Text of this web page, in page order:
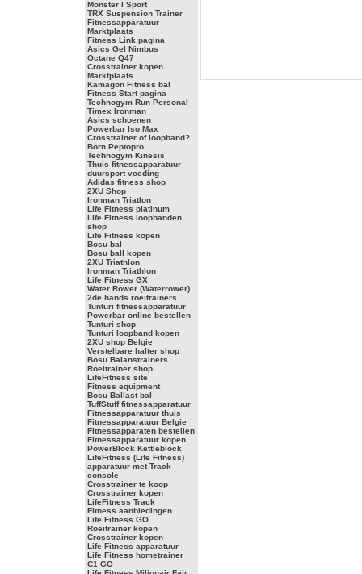
Monster I Sport
TRX Suspension Trainer
Fitnessapparatuur
Marktplaats
Fitness Link pagina
Asics Gel Nimbus
Octane Q47
Crosstrainer kopen
Marktplaats
Kamagon Fitness bal
Fitness Start pagina
Technogym Run Personal
Timex Ironman
Asics schoenen
Powerbar Iso Max
Crosstrainer of loopband?
Born Peptopro
Technogym Kinesis
Thuis fitnessapparatuur
duursport voeding
Adidas fitness shop
2XU Shop
Ironman Triatlon
Life Fitness platinum
Life Fitness loopbanden
shop
Life Fitness kopen
Bosu bal
Bosu ball kopen
2XU Triathlon
Ironman Triathlon
Life Fitness GX
Water Rower (Waterrower)
2de hands roeitrainers
Tunturi fitnessapparatuur
Powerbar online bestellen
Tunturi shop
Tunturi loopband kopen
2XU shop Belgie
Verstelbare halter shop
Bosu Balanstrainers
Roeitrainer shop
LifeFitness site
Fitness equipment
Bosu Ballast bal
TuffStuff fitnessapparatuur
Fitnessapparatuur thuis
Fitnessapparatuur Belgie
Fitnessapparaten bestellen
Fitnessapparatuur kopen
PowerBlock Kettleblock
LifeFitness (Life Fitness)
apparatuur met Track
console
Crosstrainer te koop
Crosstrainer kopen
LifeFitness Track
Fitness aanbiedingen
Life Fitness GO
Roeitrainer kopen
Crosstrainer kopen
Life Fitness apparatuur
Life Fitness hometrainer
C1 GO